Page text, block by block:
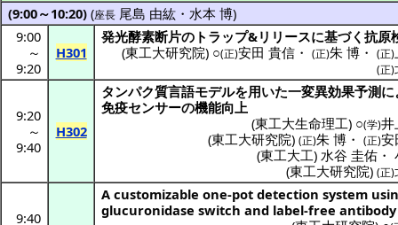
(9:00～10:20) (座長 尾島 由紘 ・ 水本 博)
9:00
～
9:20
H301
発光酵素断片の トラップ&リリースに基づく抗原
(東工大研究院) ○(正)安田 貴信・ (正)朱 博・ (正)
(正)
9:20
～
9:40
H302
タンパク質言語モデルを用いた一変異効果予測
免疫センサーの機能向上
(東工大生命理工) ○(学)井
(東工大研究院) (正)朱 博・ (正)安
(東工大工) 水谷 圭佑・
(東工大研究院) (正)
9:40
A customizable one-pot detection system
glucuronidase switch and label-free antibody